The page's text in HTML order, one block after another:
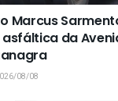
Marcus
da
08/08